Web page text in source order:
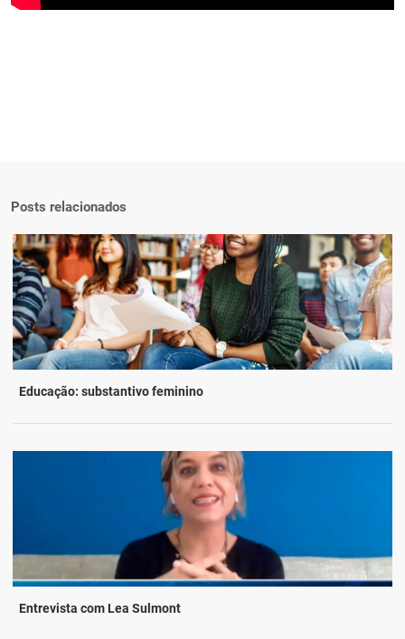
Posts relacionados
Educação: substantivo feminino
Entrevista com Lea Sulmont